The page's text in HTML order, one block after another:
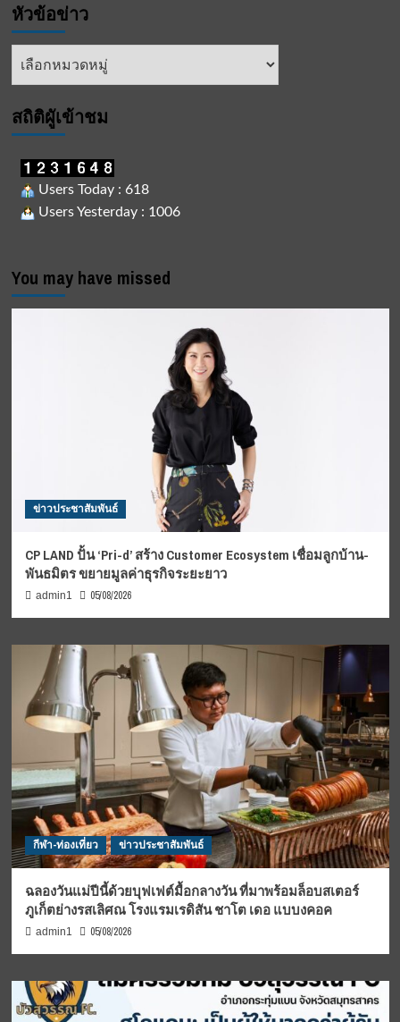
หัวข้อข่าว
หัวข้อ
สถิติผูัเข้าชม
Users Today : 618
Users Yesterday : 1006
You may have missed
ข่าวประชาสัมพันธ์
CP LAND ปั้น ‘Pri-d’ สร้าง Customer Ecosystem เชื่อมลูกบ้าน-
พันธมิตร ขยายมูลค่าธุรกิจระยะยาว
admin1 05/08/2026
กีฬา-ท่องเที่ยว ข่าวประชาสัมพันธ์
ฉลองวันแม่ปีนี้ด้วยบุฟเฟต์มื้อกลางวัน ที่มาพร้อมล็อบสเตอร์
ภูเก็ตย่างรสเลิศณ โรงแรมเรดิสัน ชาโต เดอ แบบงคอค
admin1 05/08/2026